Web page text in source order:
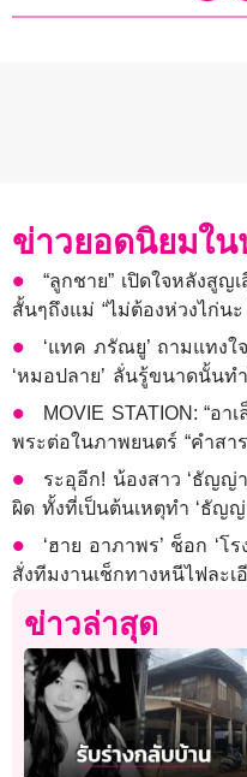
ข่าวยอดนิยมใ
“ลูกชาย” เปิดใจหลังสูญ
สั้นๆถึงแม่ “ไม่ต้องห่วงไก่น
‘แทค ภรัณยู’ ถามแทง
‘หมอปลาย’ ลั่นรู้ขนาดนั้นท
MOVIE STATION: “อ
พระต่อในภาพยนตร์ “คำสา
ระอุอีก! น้องสาว ‘ธัญญ่
ผิด ทั้งที่เป็นต้นเหตุทำ ‘ธัญญ่
‘ฮาย อาภาพร’ ช็อก ‘โ
สั่งทีมงานเช็กทางหนีไฟละ
ข่าวล่าสุด